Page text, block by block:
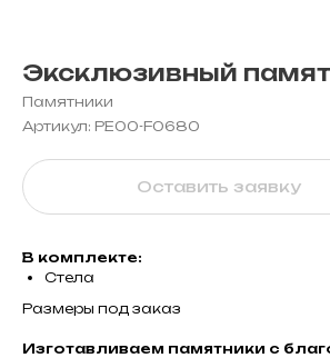
Эксклюзивный
Памятники
Артикул: PE00-F0680
Оставить заявку
В комплекте:
Стела
Размеры под заказ
Изготавливаем памятники с